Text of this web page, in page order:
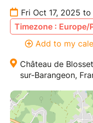
Fri Oct 17, 2025
Timezone : Europe/
Add to my
Château de
sur-Barangeon,